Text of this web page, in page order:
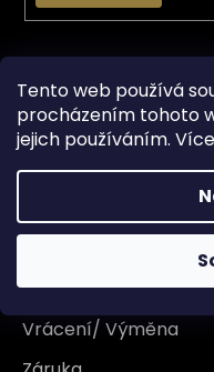
Tento web používá
procházením tohoto
jejich používáním.
Doprava
Garance originality
Tabulka velikosti
Vrácení/ Výměna